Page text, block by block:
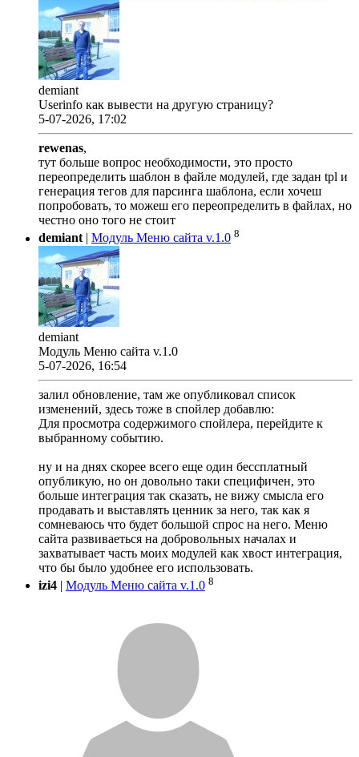
demiant
Userinfo как вывести на другую страницу?
5-07-2026, 17:02
rewenas,
тут больше вопрос необходимости, это просто
переопределить шаблон в файле модулей, где задан tpl и
генерация тегов для парсинга шаблона, если хочеш
попробовать, то можеш его переопределить в файлах, но
честно оно того не стоит
demiant| Модуль Меню сайта v.1.0 8
demiant
Модуль Меню сайта v.1.0
5-07-2026, 16:54
залил обновление, там же опубликовал список
изменений, здесь тоже в спойлер добавлю:
Для просмотра содержимого спойлера, перейдите к
выбранному событию.
ну и на днях скорее всего еще один бессплатный
опубликую, но он довольно таки специфичен, это
больше интеграция так сказать, не вижу смысла его
продавать и выставлять ценник за него, так как я
сомневаюсь что будет большой спрос на него. Меню
сайта развиваеться на добровольных началах и
захватывает часть моих модулей как хвост интеграция,
что бы было удобнее его использовать.
izi4 | Модуль Меню сайта v.1.0 8